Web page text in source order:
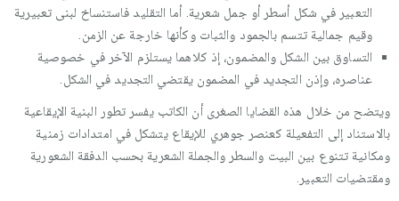
التعبير في شكل أسطر أو جمل شعرية. أما التقليد فاستنساخ لبنى تعبيرية
وقيم جمالية تتسم بالجمود والثبات وكأنها خارجة عن الزمن.
التساوق بين الشكل والمضمون، إذ كلاهما يستلزم الآخر في خصوصية
عناصره، وإذن التجديد في المضمون يقتضي التجديد في الشكل.
ويتضح من خلال هذه القضايا الصغرى أن الكاتب يفسر تطور البنية الإيقاعية
بالاستناد إلى التفعيلة كعنصر جوهري للإيقاع يتشكل في امتدادات زمنية
ومكانية تتنوع بين البيت والسطر والجملة الشعرية بحسب الدفقة الشعورية
ومقتضيات التعبير.